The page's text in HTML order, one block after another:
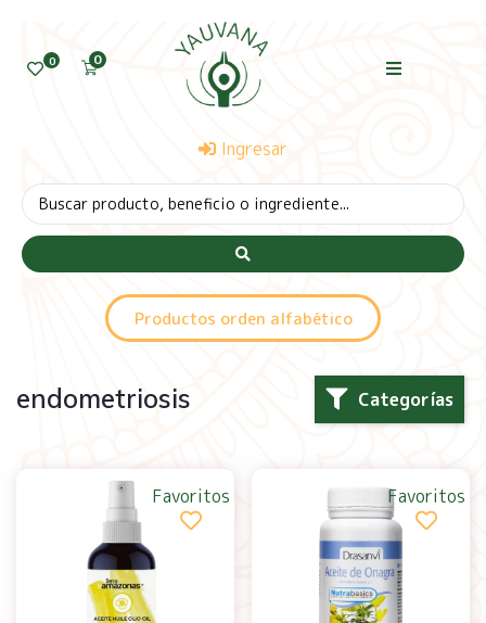
0 0
Ingresar
Productos orden alfabético
Categorías
endometriosis
Favoritos Favoritos